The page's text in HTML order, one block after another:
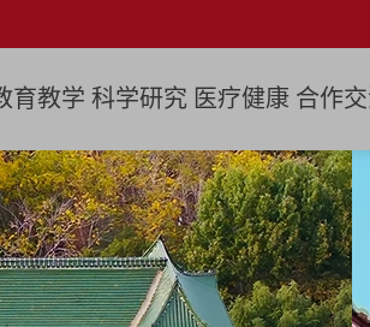
育教学 科学研究 医疗健康 合作